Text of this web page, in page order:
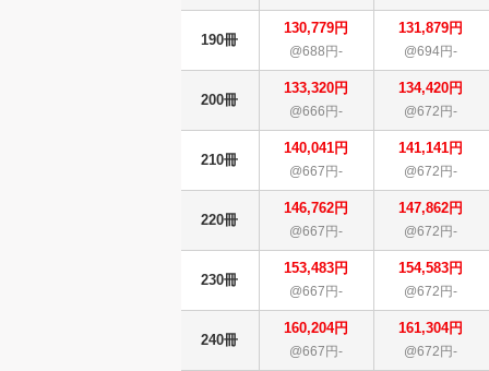
190冊
130,779円
@688円-
131,879円
@694円-
200冊
133,320円
@666円-
134,420円
@672円-
210冊
140,041円
@667円-
141,141円
@672円-
220冊
146,762円
@667円-
147,862円
@672円-
230冊
153,483円
@667円-
154,583円
@672円-
240冊
160,204円
@667円-
161,304円
@672円-